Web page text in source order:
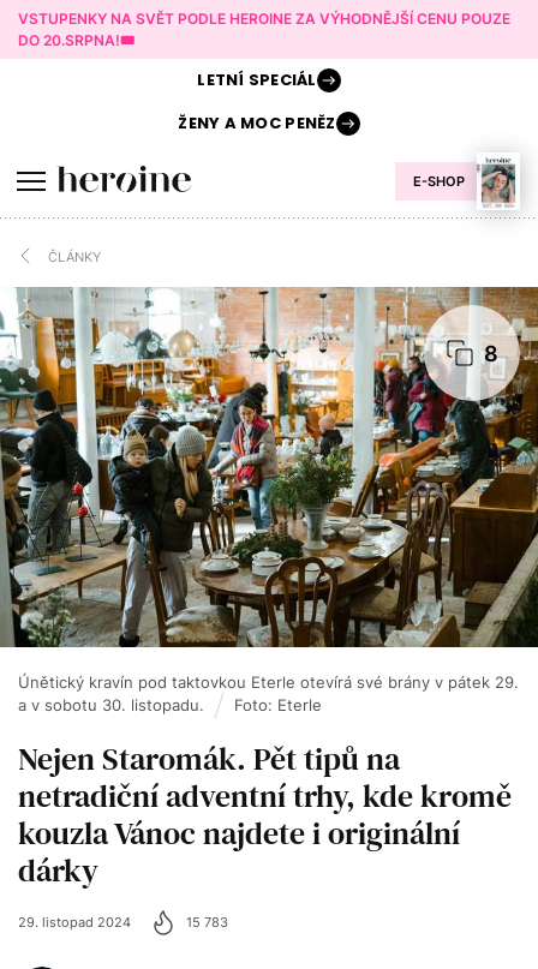
VSTUPENKY NA SVĚT PODLE HEROINE ZA VÝHODNĚJŠÍ CENU POUZE
DO 20.SRPNA!🎟️
E-SHOP
LETNÍ SPECIÁL
ŽENY AMOC PENĚZ
ČLÁNKY
8
Únětický kravín pod taktovkou Eterle otevírá své brány v pátek 29.
a v sobotu 30. listopadu.
Foto: Eterle
Nejen Staromák. Pět tipů na
netradiční adventní trhy, kde kromě
kouzla Vánoc najdete i originální
dárky
29. listopad 2024 15 783